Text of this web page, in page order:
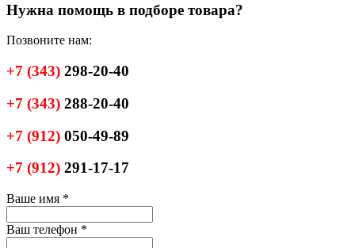
Нужна помощь в подборе товара?
Позвоните нам:
+7 (343) 298-20-40
+7 (343) 288-20-40
+7 (912) 050-49-89
+7 (912) 291-17-17
Ваше имя *
Ваш телефон *